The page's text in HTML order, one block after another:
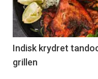
Indisk krydret
grillen